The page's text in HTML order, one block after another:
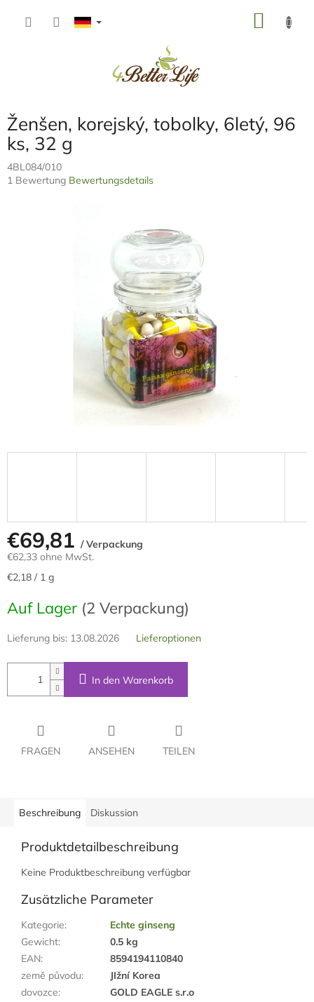
Ženšen, korejský, tobolky, 6letý, 96
ks, 32 g
4BL084/010
Die
1 Bewertung Bewertungsdetails
€69,81 / Verpackung
€62,33 ohne MwSt.
Verkaufspreis:
€2,18 / 1 g
Auf Lager (2 Verpackung)
Lieferung bis: 13.08.2026 Lieferoptionen
In den Warenkorb
FRAGEN ANSEHEN TEILEN
Beschreibung Diskussion
Produktdetailbeschreibung
Keine Produktbeschreibung verfügbar
Zusätzliche Parameter
Kategorie:
Echte ginseng
Gewicht:
0.5 kg
EAN:
8594194110840
země původu:
JIžní Korea
dovozce:
GOLD EAGLE s.r.o